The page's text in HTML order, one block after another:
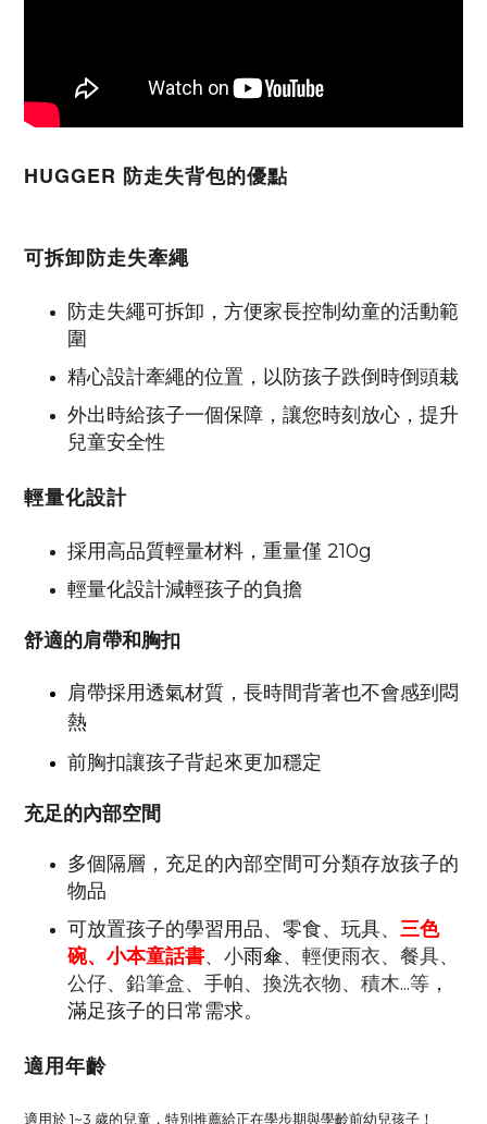
HUGGER 防走失背包的優點
可拆卸防走失牽繩
防走失繩可拆卸，方便家長控制幼童的活動範
圍
精心設計牽繩的位置，以防孩子跌倒時倒頭栽
外出時給孩子一個保障，讓您時刻放心，提升
兒童安全性
輕量化設計
採用高品質輕量材料，重量僅 210g
輕量化設計減輕孩子的負擔
舒適的肩帶和胸扣
肩帶採用透氣材質，長時間背著也不會感到悶
熱
前胸扣讓孩子背起來更加穩定
充足的內部空間
多個隔層，充足的內部空間可分類存放孩子的
物品
可放置孩子的學習用品、零食、玩具、 三色
碗、小本童話書、小雨傘、輕便雨衣、餐具、
公仔、鉛筆盒、手帕、換洗衣物、積木...等 ，
滿足孩子的日常需求。
適用年齡
適用於 1~3 歲的兒童，特別推薦給正在學步期與學齡前幼兒孩子！